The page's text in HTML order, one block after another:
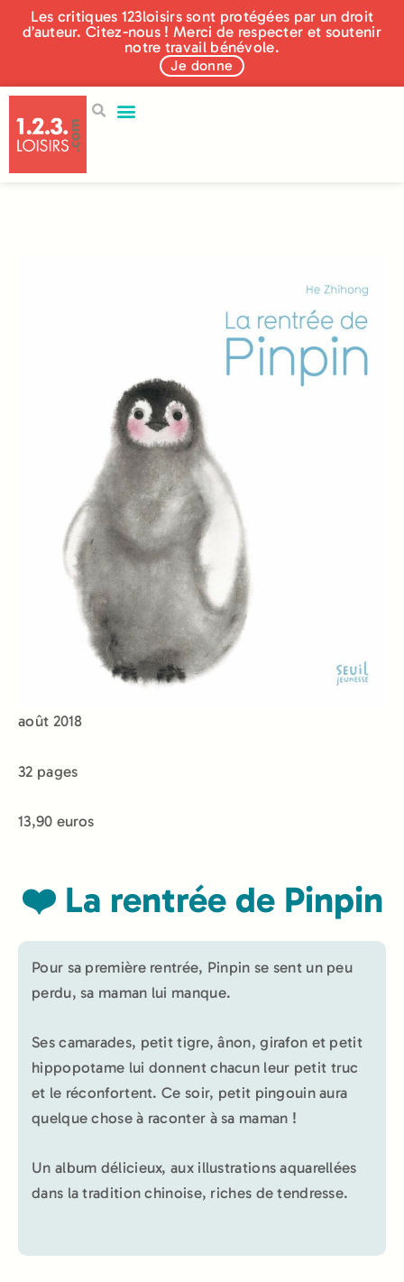
Les critiques 123loisirs sont protégées par un droit
d’auteur. Citez-nous ! Merci de respecter et soutenir
notre travail bénévole.
Je donne
août 2018
32 pages
13,90 euros
❤️ La rentrée de Pinpin
Pour sa première rentrée, Pinpin se sent un peu
perdu, sa maman lui manque.
Ses camarades, petit tigre, ânon, girafon et petit
hippopotame lui donnent chacun leur petit truc
et le réconfortent. Ce soir, petit pingouin aura
quelque chose à raconter à sa maman !
Un album délicieux, aux illustrations aquarellées
dans la tradition chinoise, riches de tendresse.